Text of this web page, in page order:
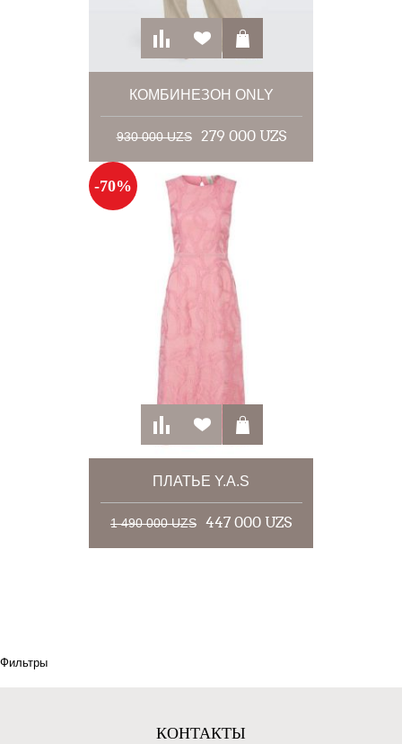
КОМБИНЕЗОН ONLY
930 000 UZS 279 000 UZS
-70%
ПЛАТЬЕ Y.A.S
1 490 000 UZS 447 000 UZS
Фильтры
КОНТАКТЫ